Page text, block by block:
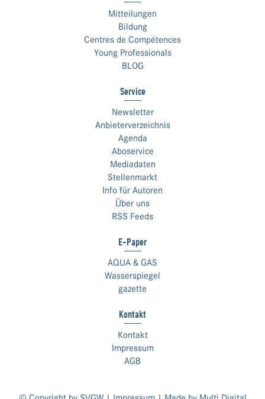
Mitteilungen
Bildung
Centres de Compétences
Young Professionals
BLOG
Service
Newsletter
Anbieterverzeichnis
Agenda
Aboservice
Mediadaten
Stellenmarkt
Info für Autoren
Über uns
RSS Feeds
E-Paper
AQUA & GAS
Wasserspiegel
gazette
Kontakt
Kontakt
Impressum
AGB